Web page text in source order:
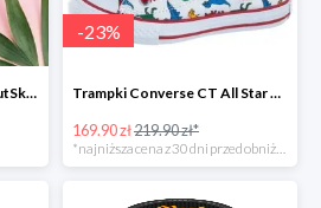
Wakacyjna Wyprzedaż w ButSklep.pl do -25
-23%
Trampki Converse CT All Star w super cenie
169.90 zł219.90 zł*